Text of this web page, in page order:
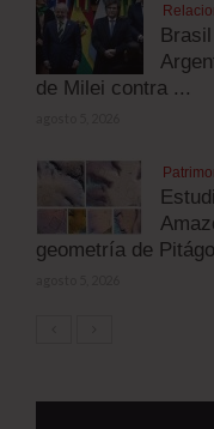
de Milei contra ...
geometría de